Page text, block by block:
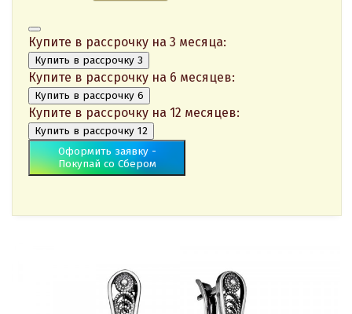
Купите в рассрочку на 3 месяца:
Купить в рассрочку 3
Купите в рассрочку на 6 месяцев:
Купить в рассрочку 6
Купите в рассрочку на 12 месяцев:
Купить в рассрочку 12
Оформить заявку -
Покупай со Сбером